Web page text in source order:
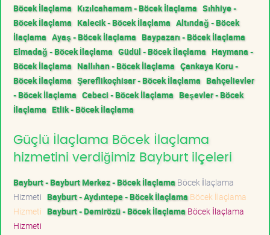
Böcek İlaçlama Kızılcahamam - Böcek İlaçlama Sıhhiye -
Böcek İlaçlama Kalecik - Böcek İlaçlama Altındağ - Böcek
İlaçlama Ayaş - Böcek İlaçlama Baypazarı - Böcek İlaçlama
Elmadağ - Böcek İlaçlama Güdül - Böcek İlaçlama Haymana -
Böcek İlaçlama Nallıhan - Böcek İlaçlama Çankaya Koru -
Böcek İlaçlama Şereflikoçhisar - Böcek İlaçlama Bahçelievler
- Böcek İlaçlama Cebeci - Böcek İlaçlama Beşevler - Böcek
İlaçlama Etlik - Böcek İlaçlama
Güçlü İlaçlama Böcek İlaçlama
hizmetini verdiğimiz Bayburt ilçeleri
Bayburt - Bayburt Merkez - Böcek İlaçlama Böcek İlaçlama
Hizmeti Bayburt - Aydıntepe - Böcek İlaçlama Böcek İlaçlama
Hizmeti Bayburt - Demirözü - Böcek İlaçlama Böcek İlaçlama
Hizmeti